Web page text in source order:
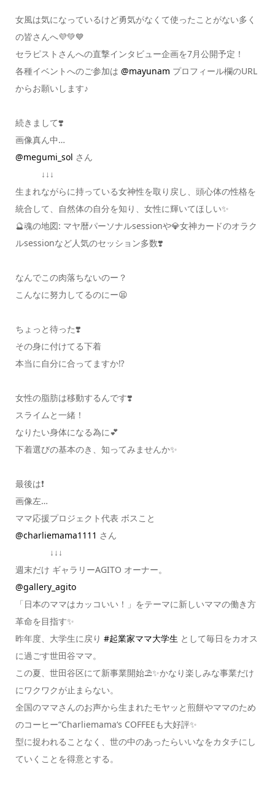
女風は気になっているけど勇気がなくて使ったことがない多く
の皆さんへ💜💚💙
セラピストさんへの直撃インタビュー企画を7月公開予定！
各種イベントへのご参加は @mayunam プロフィール欄のURL
からお願いします♪
続きまして❣️
画像真ん中…
@megumi_sol さん
↓↓↓
生まれながらに持っている女神性を取り戻し、頭心体の性格を
統合して、自然体の自分を知り、女性に輝いてほしい✨
🔮魂の地図: マヤ暦パーソナルsessionや💎女神カードのオラク
ルsessionなど人気のセッション多数❣️
なんでこの肉落ちないのー？
こんなに努力してるのにー😫
ちょっと待った❣️
その身に付けてる下着
本当に自分に合ってますか⁉️
女性の脂肪は移動するんです❣️
スライムと一緒！
なりたい身体になる為に💕
下着選びの基本のき、知ってみませんか✨
最後は❗️
画像左…
ママ応援プロジェクト代表 ボスこと
@charliemama1111 さん
↓↓↓
週末だけ ギャラリーAGITO オーナー。
@gallery_agito
「日本のママはカッコいい！」をテーマに新しいママの働き方
革命を目指す✨
昨年度、大学生に戻り #起業家ママ大学生 として毎日をカオス
に過ごす世田谷ママ。
この夏、世田谷区にて新事業開始⛱✨かなり楽しみな事業だけ
にワクワクが止まらない。
全国のママさんのお声から生まれたモヤッと煎餅やママのため
のコーヒー“Charliemama‘s COFFEEも大好評✨
型に捉われることなく、世の中のあったらいいなをカタチにし
ていくことを得意とする。